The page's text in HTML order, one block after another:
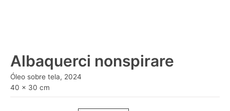
Albaquerci nonspirare
Óleo sobre tela, 2024
40 x 30 cm